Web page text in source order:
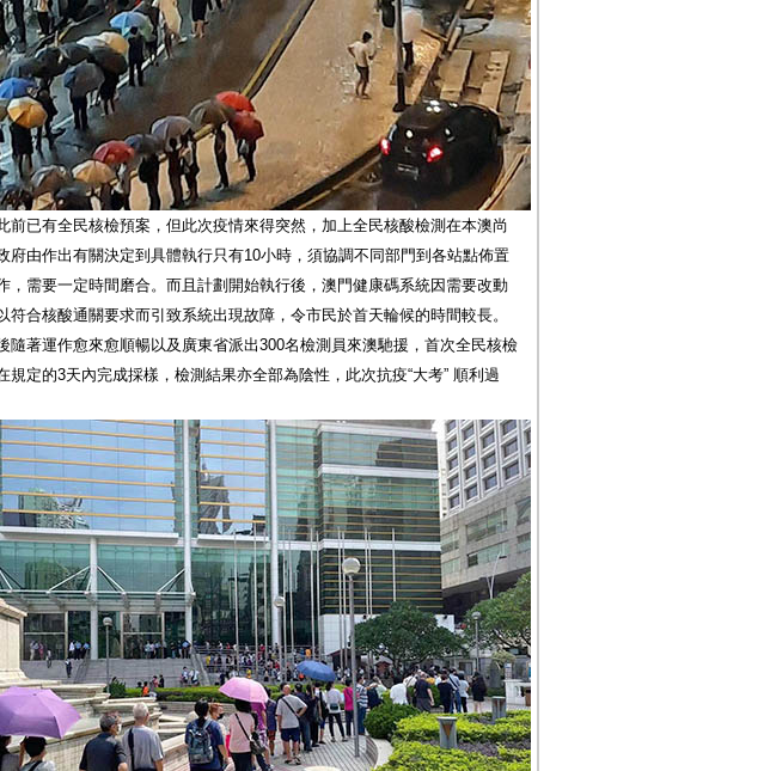
前已有全民核檢預案，但此次疫情來得突然，加上全民核酸檢測在本澳尚
府由作出有關決定到具體執行只有10小時，須協調不同部門到各站點佈置
，需要一定時間磨合。而且計劃開始執行後，澳門健康碼系統因需要改動
符合核酸通關要求而引致系統出現故障，令市民於首天輪候的時間較長。
隨著運作愈來愈順暢以及廣東省派出300名檢測員來澳馳援，首次全民核檢
規定的3天內完成採樣，檢測結果亦全部為陰性，此次抗疫“大考” 順利過